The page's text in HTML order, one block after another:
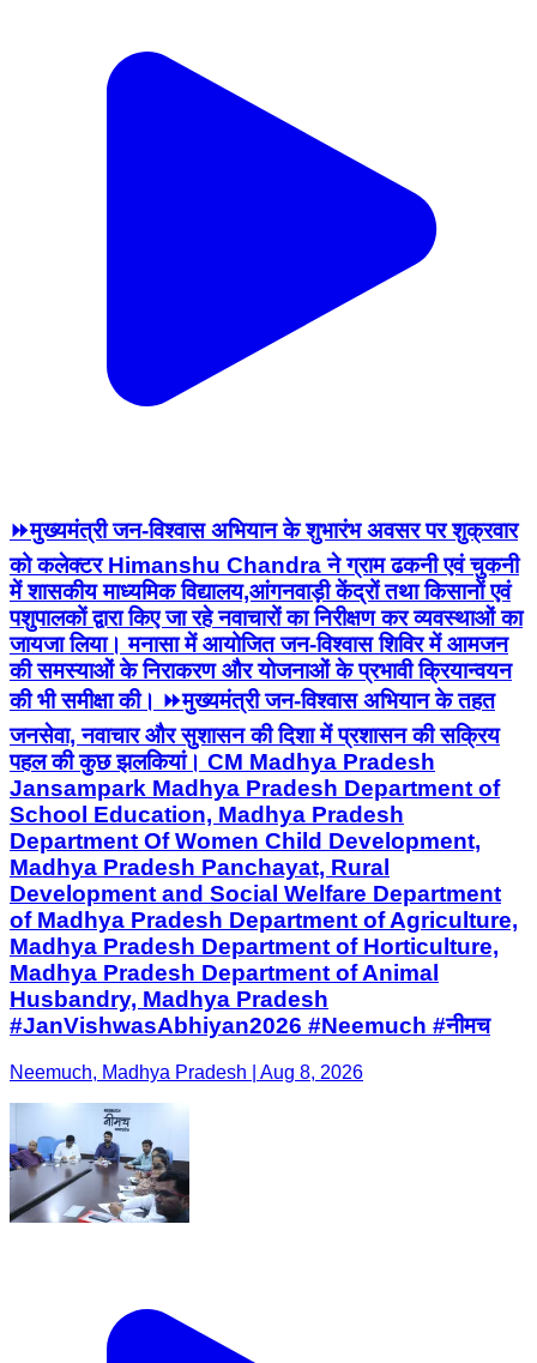
⏩मुख्यमंत्री जन-विश्वास अभियान के शुभारंभ अवसर पर शुक्रवार
को कलेक्टर Himanshu Chandra ने ग्राम ढकनी एवं चुकनी
में शासकीय माध्यमिक विद्यालय,आंगनवाड़ी केंद्रों तथा किसानों एवं
पशुपालकों द्वारा किए जा रहे नवाचारों का निरीक्षण कर व्यवस्थाओं का
जायजा लिया। मनासा में आयोजित जन-विश्वास शिविर में आमजन
की समस्याओं के निराकरण और योजनाओं के प्रभावी क्रियान्वयन
की भी समीक्षा की। ⏩मुख्यमंत्री जन-विश्वास अभियान के तहत
जनसेवा, नवाचार और सुशासन की दिशा में प्रशासन की सक्रिय
पहल की कुछ झलकियां। CM Madhya Pradesh
Jansampark Madhya Pradesh Department of
School Education, Madhya Pradesh
Department Of Women Child Development,
Madhya Pradesh Panchayat, Rural
Development and Social Welfare Department
of Madhya Pradesh Department of Agriculture,
Madhya Pradesh Department of Horticulture,
Madhya Pradesh Department of Animal
Husbandry, Madhya Pradesh
#JanVishwasAbhiyan2026 #Neemuch #नीमच
Neemuch, Madhya Pradesh | Aug 8, 2026